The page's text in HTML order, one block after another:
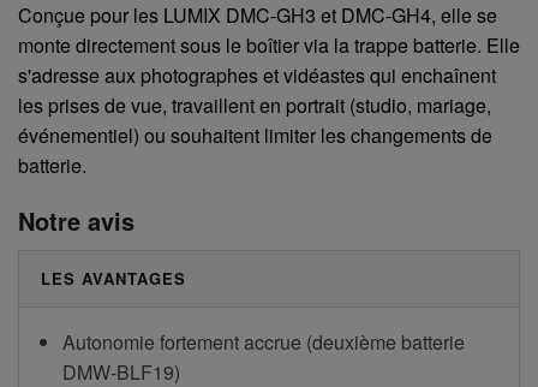
Conçue pour les LUMIX DMC-GH3 et DMC-GH4, elle se
monte directement sous le boîtier via la trappe batterie. Elle
s'adresse aux photographes et vidéastes qui enchaînent
les prises de vue, travaillent en portrait (studio, mariage,
événementiel) ou souhaitent limiter les changements de
batterie.
Notre avis
LES AVANTAGES
Autonomie fortement accrue (deuxième batterie
DMW-BLF19)